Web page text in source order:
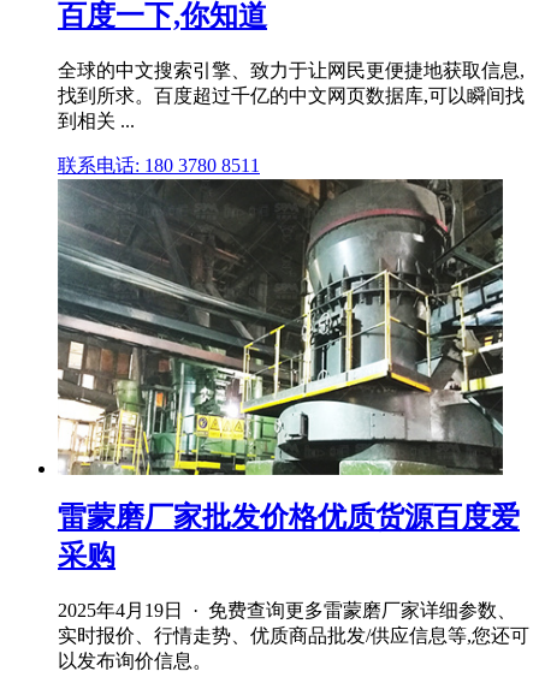
百度一下,你知道
全球的中文搜索引擎、致力于让网民更便捷地获取信息,
找到所求。百度超过千亿的中文网页数据库,可以瞬间找
到相关 ...
联系电话: 180 3780 8511
雷蒙磨厂家批发价格优质货源百度爱
采购
2025年4月19日 · 免费查询更多雷蒙磨厂家详细参数、
实时报价、行情走势、优质商品批发/供应信息等,您还可
以发布询价信息。